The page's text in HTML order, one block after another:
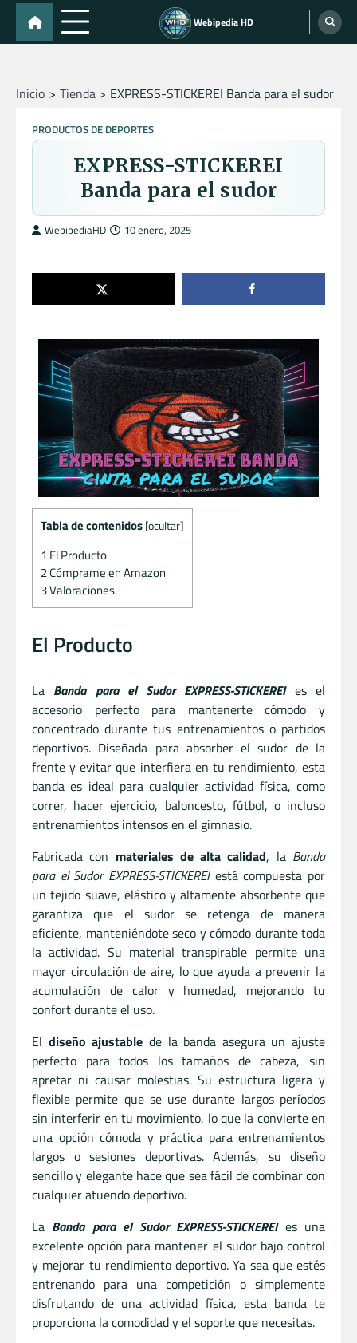
Skip
content
Webipedia HD
Inicio Tienda EXPRESS-STICKEREI Banda para el sudor
PRODUCTOS DE DEPORTES
EXPRESS-STICKEREI
Banda para el sudor
WebipediaHD 10 enero, 2025
Tabla de contenidos [ocultar]
1 El Producto
2Cómprame en Amazon
3Valoraciones
El Producto
La Banda para el Sudor EXPRESS-STICKEREIes el
accesorio perfecto para mantenerte cómodo y
concentrado durante tus entrenamientos o partidos
deportivos. Diseñada para absorber el sudor de la
frente y evitar que interfiera en tu rendimiento, esta
banda es ideal para cualquier actividad física, como
correr, hacer ejercicio, baloncesto, fútbol, o incluso
entrenamientos intensos en el gimnasio.
Fabricada con materiales de alta calidad, la Banda
para el Sudor EXPRESS-STICKEREIestá compuesta por
un tejido suave, elástico y altamente absorbente que
garantiza que el sudor se retenga de manera
eficiente, manteniéndote seco y cómodo durante toda
la actividad. Su material transpirable permite una
mayor circulación de aire, lo que ayuda a prevenir la
acumulación de calor y humedad, mejorando tu
confort durante el uso.
El diseño ajustable de la banda asegura un ajuste
perfecto para todos los tamaños de cabeza, sin
apretar ni causar molestias. Su estructura ligera y
flexible permite que se use durante largos períodos
sin interferir en tu movimiento, lo que la convierte en
una opción cómoda y práctica para entrenamientos
largos o sesiones deportivas. Además, su diseño
sencillo y elegante hace que sea fácil de combinar con
cualquier atuendo deportivo.
La Banda para el Sudor EXPRESS-STICKEREIes una
excelente opción para mantener el sudor bajo control
y mejorar tu rendimiento deportivo. Ya sea que estés
entrenando para una competición o simplemente
disfrutando de una actividad física, esta banda te
proporciona la comodidad y el soporte que necesitas.